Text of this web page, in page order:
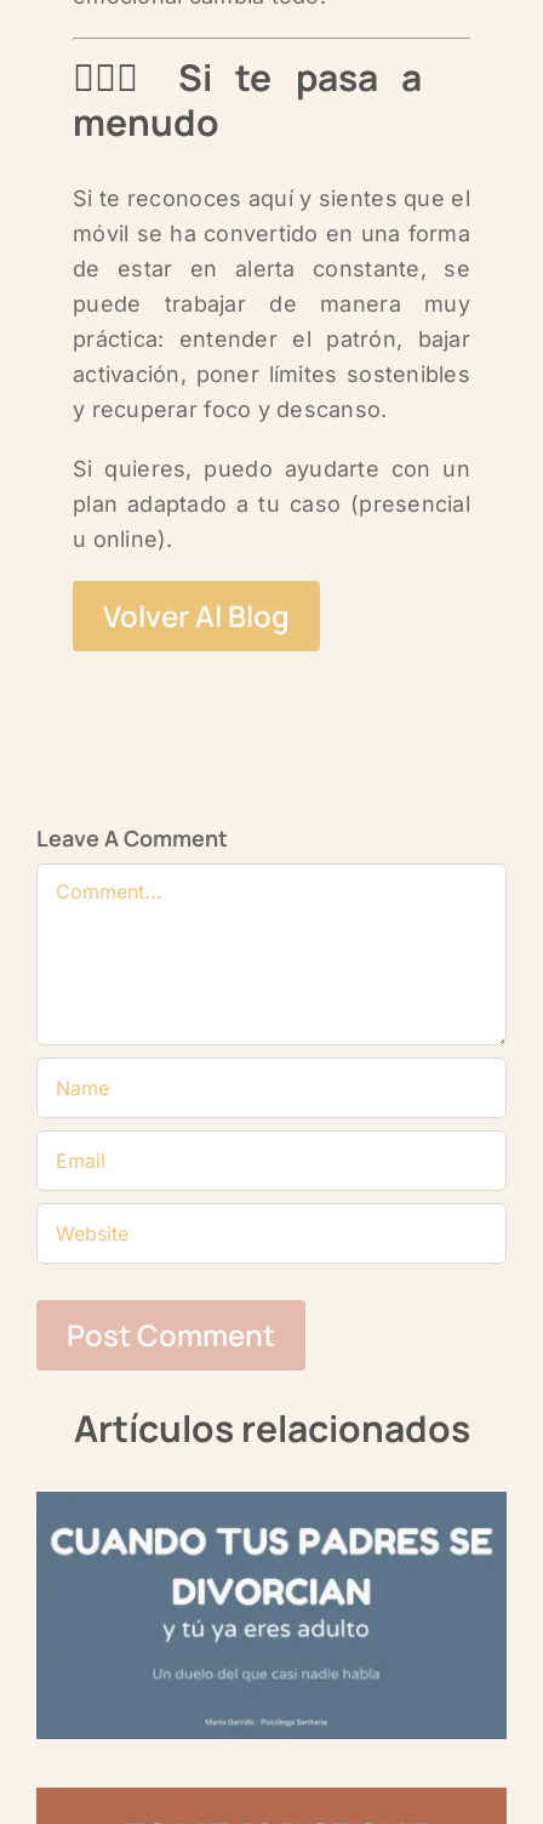
🧑🏻‍⚕️ Si te pasa a
menudo
Si te reconoces aquí y sientes que el
móvil se ha convertido en una forma
de estar en alerta constante, se
puede trabajar de manera muy
práctica: entender el patrón, bajar
activación, poner límites sostenibles
y recuperar foco y descanso.
Si quieres, puedo ayudarte con un
plan adaptado a tu caso (presencial
u online).
Volver Al Blog
Leave A Comment
Comment
Artículos relacionados